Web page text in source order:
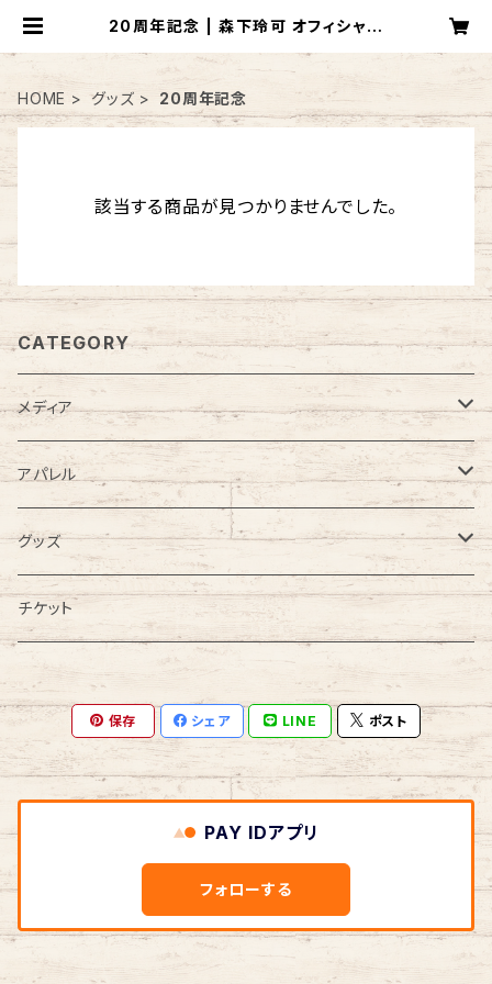
20周年記念 | 森下玲可 オフィシャル
HOME グッズ 20周年記念
該当する商品が見つかりませんでした。
CATEGORY
メディア
CD
DVD
アパレル
Tシャツ
その他
グッズ
20周年記念
スマホケース
iphone7/6
オリジナルグッズ
チケット
保存 シェア LINE ポスト
PAY IDアプリ
フォローする